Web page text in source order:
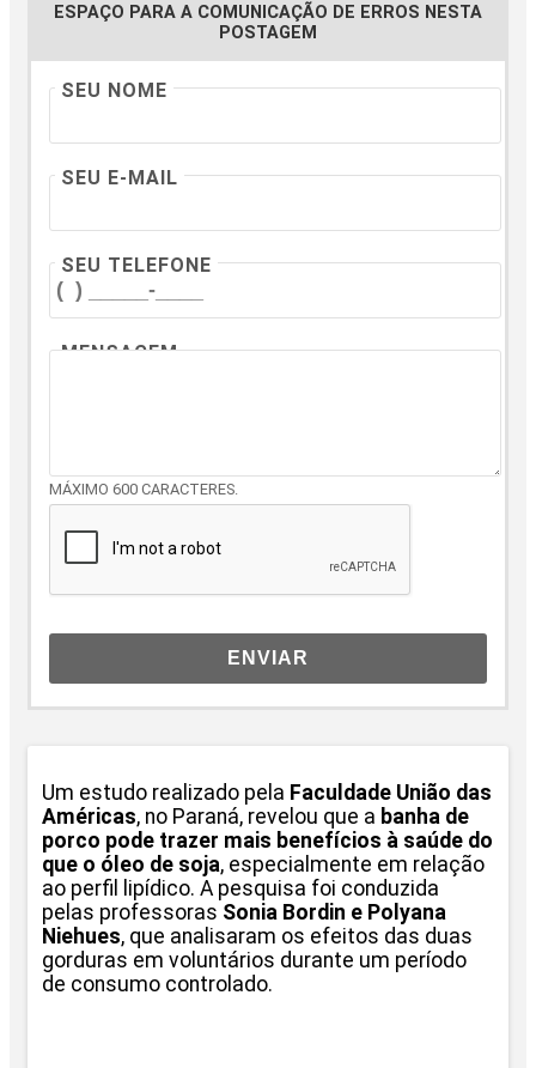
ESPAÇO PARA A COMUNICAÇÃO DE ERROS NESTA
POSTAGEM
SEU NOME
SEU E-MAIL
SEU TELEFONE
MENSAGEM
MÁXIMO 600 CARACTERES.
ENVIAR
Um estudo realizado pela Faculdade União das
Américas, no Paraná, revelou que a banha de
porco pode trazer mais benefícios à saúde do
que o óleo de soja, especialmente em relação
ao perfil lipídico. A pesquisa foi conduzida
pelas professoras Sonia Bordin e Polyana
Niehues, que analisaram os efeitos das duas
gorduras em voluntários durante um período
de consumo controlado.